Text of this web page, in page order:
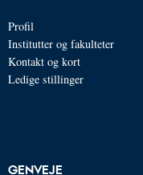
Profil
Institutter og fakulteter
Kontakt og kort
Ledige stillinger
GENVEJE